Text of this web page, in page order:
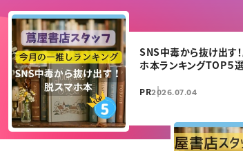
SNS中毒から抜け出す！
ホ本ランキングTOP５
PR2026.07.04